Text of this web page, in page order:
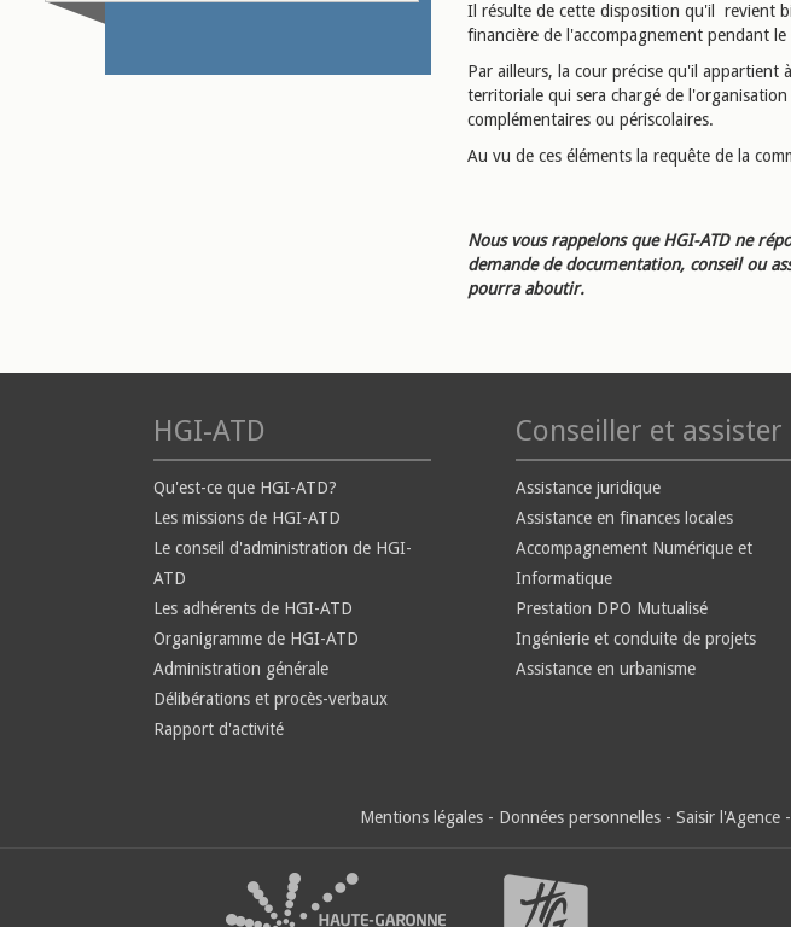
Il résulte de cette disposition qu'il revient
financière de l'accompagnement pendant
Par ailleurs, la cour précise qu'il appartient
territoriale qui sera chargé de
complémentaires ou périscolaires.
Au vu de ces éléments la requête de la
Nous vous rappelons que HGI-ATD ne
demande de documentation, conseil ou
pourra aboutir.
HGI-ATD
Qu'est-ce que HGI-ATD?
Les missions de HGI-ATD
Le conseil d'administration de HGI-
ATD
Les adhérents de HGI-ATD
Organigramme de HGI-ATD
Administration générale
Délibérations et procès-verbaux
Rapport d'activité
Conseiller et assister
Assistance juridique
Assistance en finances locales
Accompagnement Numérique et
Informatique
Prestation DPO Mutualisé
Ingénierie et conduite de projets
Assistance en urbanisme
Mentions légales - Données personnelles - Saisir l'Agence -